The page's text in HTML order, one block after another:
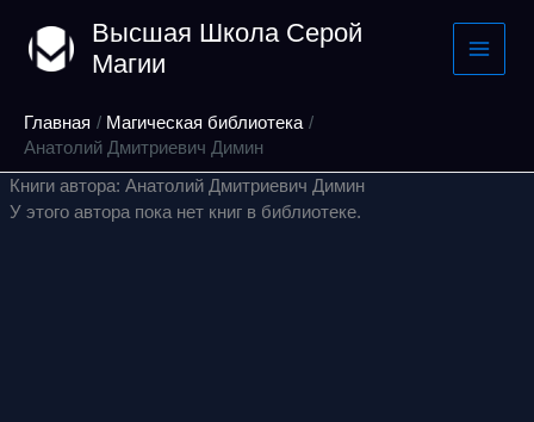
содержимому
Высшая Школа Серой
Магии
Главная
Магическая библиотека
Анатолий Дмитриевич Димин
Книги автора: Анатолий Дмитриевич Димин
У этого автора пока нет книг в библиотеке.